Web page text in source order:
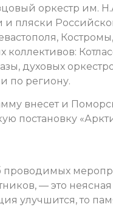
оркестр им.
и пляски
духовых
по региону.
внесет и
постановку
проводимых
— это
улучшится, то